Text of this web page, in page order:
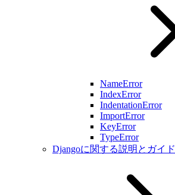
NameError
IndexError
IndentationError
ImportError
KeyError
TypeError
Djangoに関する説明とガイド